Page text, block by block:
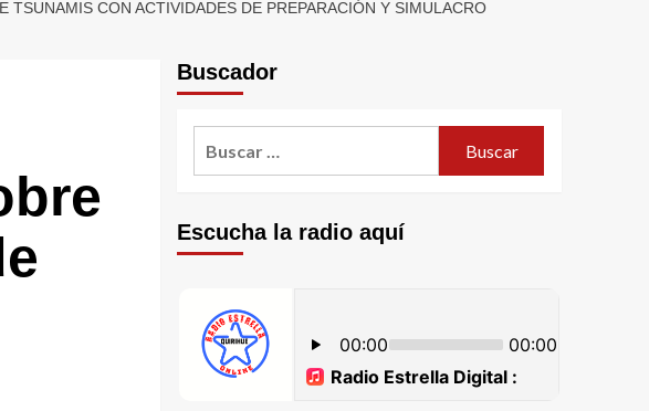
TSUNAMIS CON ACTIVIDADES DE PREPARACIÓN Y SIMULACRO
Buscador
Escucha la radio aquí